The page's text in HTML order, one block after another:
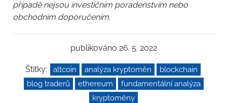
případě nejsou investičním poradenstvím nebo
obchodním doporučením.
publikováno 26. 5. 2022
Štítky: altcoin analýza kryptoměn
blockchain
blog traderů
ethereum
fundamentální analýza
kryptoměny